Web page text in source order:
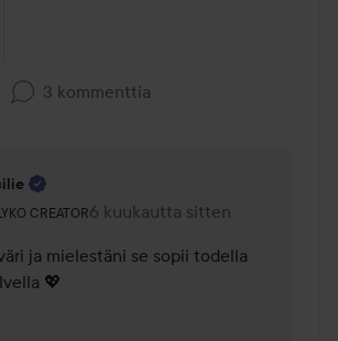
3 kommenttia
CREATOR
rooli: Lyko Creator.
6 kuukautta sitten
Kommentti lisättiin 6
ja mielestäni se sopii todella
💖